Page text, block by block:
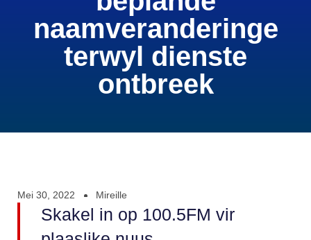
naamveranderinge
terwyl dienste
ontbreek
Mei 30, 2022 Mireille
Skakel in op 100.5FM vir